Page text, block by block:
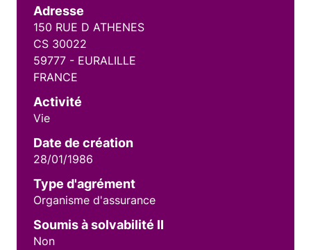
Adresse
150 RUE D ATHENES
CS 30022
59777 - EURALILLE
FRANCE
Activité
Vie
Date de création
28/01/1986
Type d'agrément
Organisme d'assurance
Soumis à solvabilité II
Non